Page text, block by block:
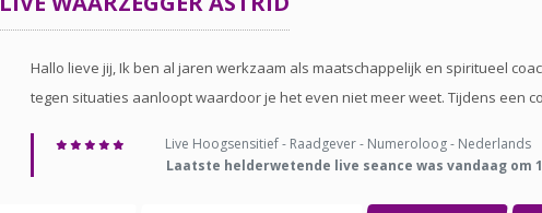
Hallo lieve jij, Ik ben al jaren werkzaam als maatschappelijk en spiritueel
tegen situaties aanloopt waardoor je het even niet meer weet. Tijdens een
Live Hoogsensitief - Raadgever - Numeroloog - Nederlands
Laatste helderwetende live seance was vandaag om